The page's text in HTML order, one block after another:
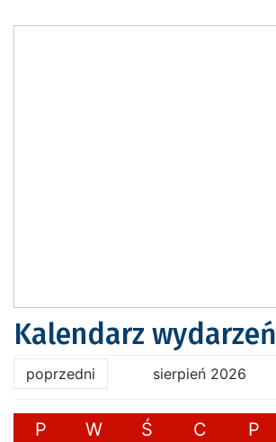
Kalendarz wydarzeń
poprzedni sierpień 2026
P W Ś C P